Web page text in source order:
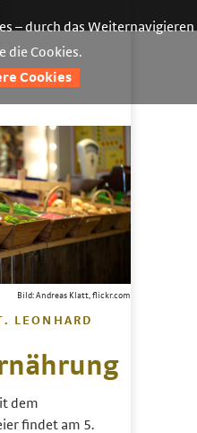
Bild: Andreas Klatt, flickr.com
LEONHARD
dem
findet am 5.
– durch das Weiternavigieren
die Cookies.
Cookies